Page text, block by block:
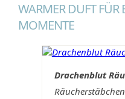
WARMER DUFT FÜR
MOMENTE
Drachenblut